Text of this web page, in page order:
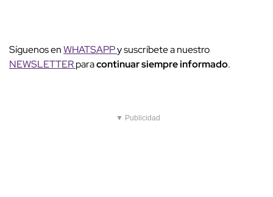
Síguenos enWHATSAPPy suscríbete a nuestro
NEWSLETTERparacontinuar siempre informado.
▼ Publicidad